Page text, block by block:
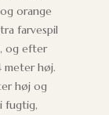
orange
farvespil
og efter
meter høj.
høj og
fugtig,